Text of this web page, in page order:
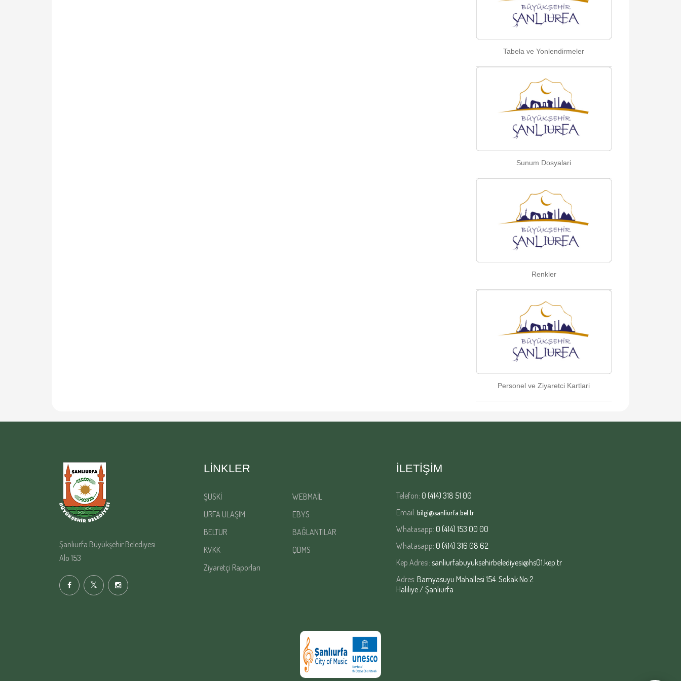
Tabela ve Yonlendirmeler
Sunum Dosyalari
Renkler
Personel ve Ziyaretci Kartlari
Şanlıurfa Büyükşehir Belediyesi
Alo 153
LINKLER
ŞUSKİ
WEBMAİL
URFA ULAŞIM
EBYS
BELTUR
BAĞLANTILAR
KVKK
QDMS
Ziyaretçi Raporları
İLETİŞİM
Telefon: 0 (414) 318 51 00
Email: bilgi@sanliurfa.bel.tr
Whatasapp: 0 (414) 153 00 00
Whatasapp: 0 (414) 316 08 62
Kep Adresi: sanliurfabuyuksehirbelediyesi@hs01.kep.tr
Adres: Bamyasuyu Mahallesi 154. Sokak No:2
Haliliye / Şanlıurfa